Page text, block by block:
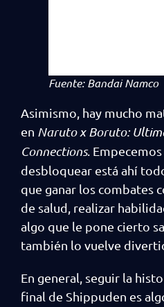
Fuente: Bandai Namco
Asimismo, hay mucho
en Naruto x Boruto:
Connections.
desbloquear está ahí
que ganar los combates
de salud, realizar
algo que le pone cierto
también lo vuelve
En general, seguir la
final de Shippuden es